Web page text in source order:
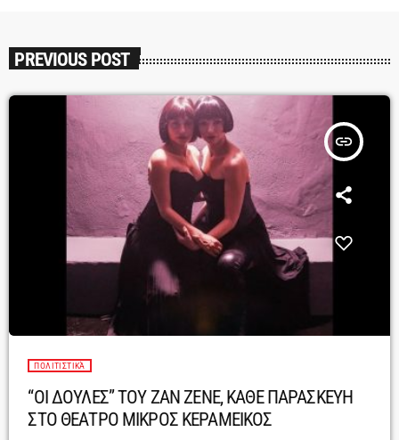
PREVIOUS POST
insert_link
ΠΟΛΙΤΙΣΤΙΚΆ
“ΟΙ ΔΟΥΛΕΣ” ΤΟΥ ΖΑΝ ΖΕΝΕ, ΚΑΘΕ ΠΑΡΑΣΚΕΥΗ
ΣΤΟ ΘΕΑΤΡΟ ΜΙΚΡΟΣ ΚΕΡΑΜΕΙΚΟΣ